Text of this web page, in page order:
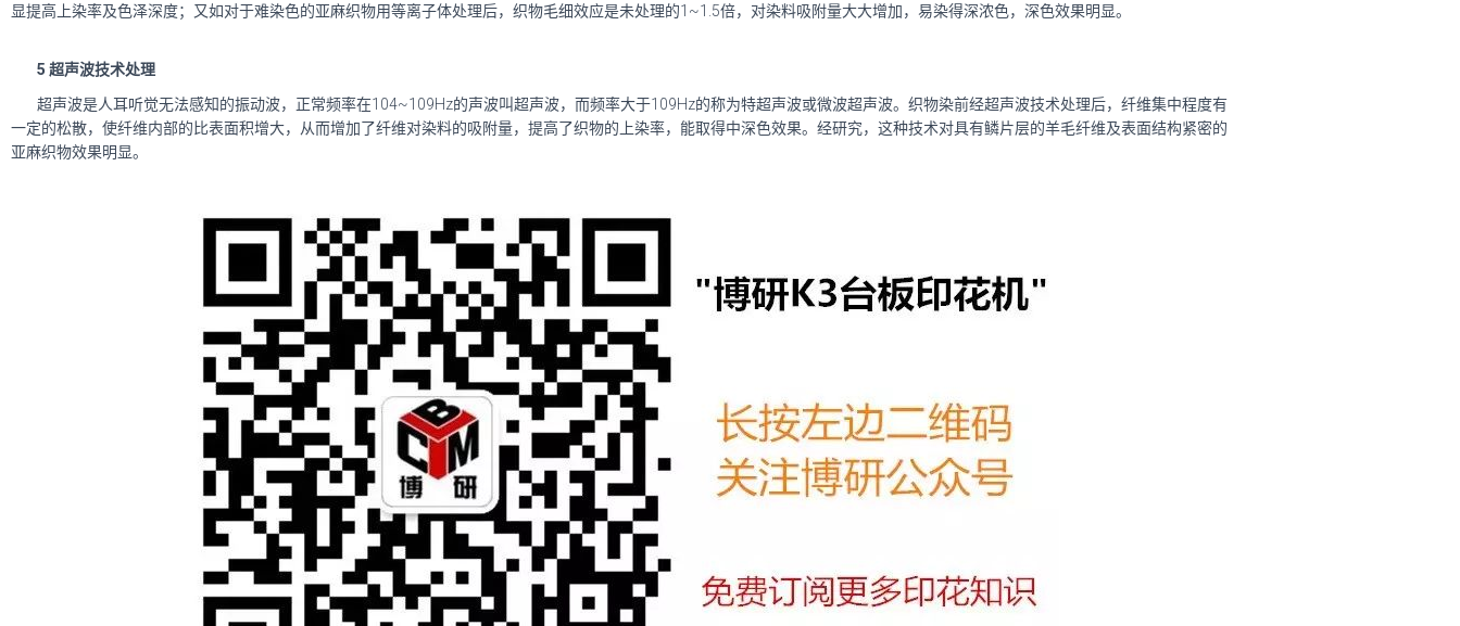
显提高上染率及色泽深度；又如对于难染色的亚麻织物用等离子体处理后，织物毛细效应是未处理的1~1.5倍，对染料吸附量大大增加，易染得深浓色，深色效果明显。
5 超声波技术处理
超声波是人耳听觉无法感知的振动波，正常频率在104~109Hz的声波叫超声波，而频率大于109Hz的称为特超声波或微波超声波。织物染前经超声波技术处理后，纤维集中程度有
一定的松散，使纤维内部的比表面积增大，从而增加了纤维对染料的吸附量，提高了织物的上染率，能取得中深色效果。经研究，这种技术对具有鳞片层的羊毛纤维及表面结构紧密的
亚麻织物效果明显。